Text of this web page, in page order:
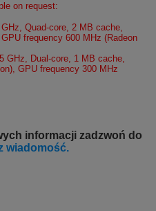
on request:
Quad-core, 2 MB cache,
frequency 600 MHz (Radeon
GHz, Dual-core, 1 MB cache,
GPU frequency 300 MHz
informacji zadzwoń do
wiadomość.